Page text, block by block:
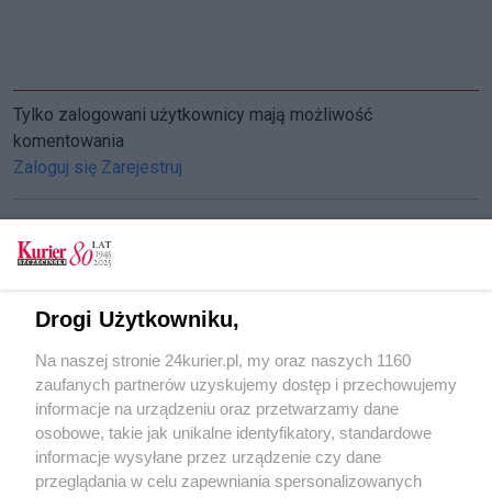
Tylko zalogowani użytkownicy mają możliwość
komentowania
Zaloguj się Zarejestruj
Biel tytanowa - policki pewniak
Ambasadorzy Grupy Azoty poszukiwani
Nawozy na każdą kieszeń
POGODA
Drogi Użytkowniku,
Na naszej stronie 24kurier.pl, my oraz naszych 1160
zaufanych partnerów uzyskujemy dostęp i przechowujemy
informacje na urządzeniu oraz przetwarzamy dane
osobowe, takie jak unikalne identyfikatory, standardowe
informacje wysyłane przez urządzenie czy dane
przeglądania w celu zapewniania spersonalizowanych